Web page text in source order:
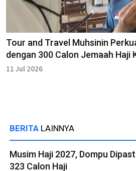
Tour and Travel Muhsinin
dengan 300 Calon Jemaah Haji
11 Jul 2026
BERITA LAINNYA
Musim Haji 2027, Dompu
323 Calon Haji